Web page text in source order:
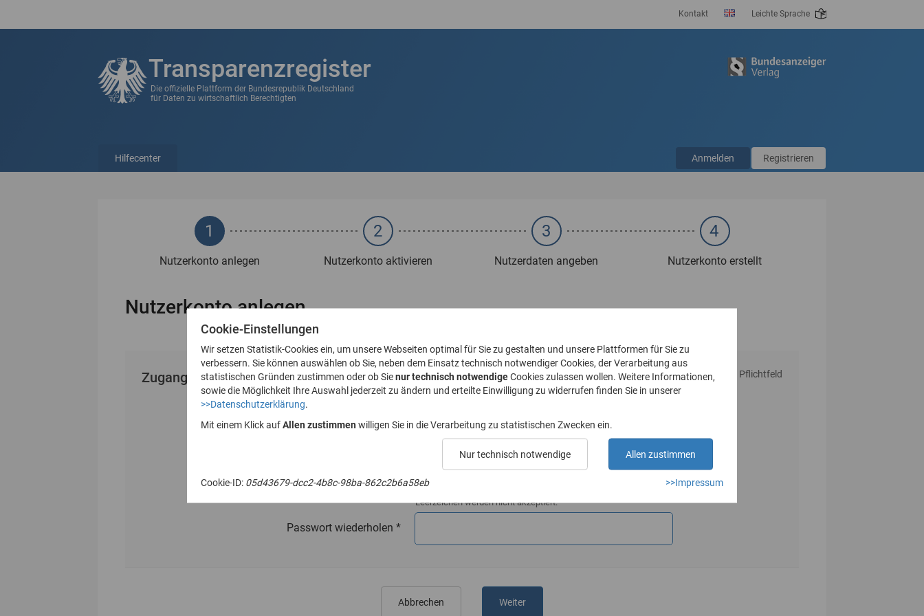
Kontakt Leichte Sprache
Transparenzregister
Die offizielle Plattform der Bundesrepublik Deutschland
für Daten zu wirtschaftlich Berechtigten
Anmelden Registrieren
Hilfecenter
1
Nutzerkonto anlegen
2
Nutzerkonto aktivieren
3
Nutzerdaten angeben
4
Nutzerkonto erstellt
Nutzerkonto anlegen
* Pflichtfeld
Zugangsdaten vergeben
E-Mail-Adresse
Das Passwort muss mindestens 8 Zeichen enthalten.
Leerzeichen werden nicht akzeptiert.
Passwort wiederholen
Cookie-Einstellungen
Wir setzen Statistik-Cookies ein, um unsere Webseiten optimal für Sie zu gestalten und unsere Plattformen für Sie zu
verbessern. Sie können auswählen ob Sie, neben dem Einsatz technisch notwendiger Cookies, der Verarbeitung aus
statistischen Gründen zustimmen oder ob Sienur technisch notwendigeCookies zulassen wollen. Weitere Informationen,
sowie die Möglichkeit Ihre Auswahl jederzeit zu ändern und erteilte Einwilligung zu widerrufen finden Sie in unserer
>>Datenschutzerklärung.
Mit einem Klick aufAllen zustimmen willigen Sie in die Verarbeitung zu statistischen Zwecken ein.
Nur technisch notwendige Allen zustimmen
Cookie-ID: 05d43679-dcc2-4b8c-98ba-862c2b6a58eb >>Impressum